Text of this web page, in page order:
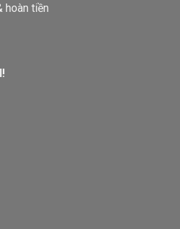
hoàn tiền